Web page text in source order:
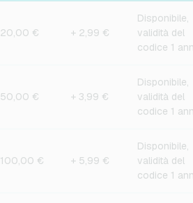
20,00 € + 2,99 €
Disponibile,
validità del
codice 1
50,00 € + 3,99 €
Disponibile,
validità del
codice 1
100,00 € + 5,99 €
Disponibile,
validità del
codice 1